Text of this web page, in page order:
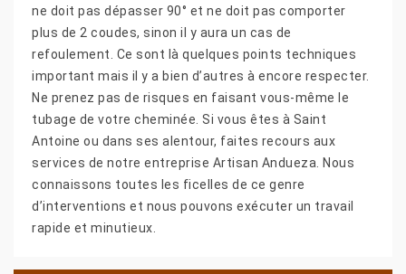
ne doit pas dépasser 90° et ne doit pas comporter
plus de 2 coudes, sinon il y aura un cas de
refoulement. Ce sont là quelques points techniques
important mais il y a bien d’autres à encore respecter.
Ne prenez pas de risques en faisant vous-même le
tubage de votre cheminée. Si vous êtes à Saint
Antoine ou dans ses alentour, faites recours aux
services de notre entreprise Artisan Andueza. Nous
connaissons toutes les ficelles de ce genre
d’interventions et nous pouvons exécuter un travail
rapide et minutieux.